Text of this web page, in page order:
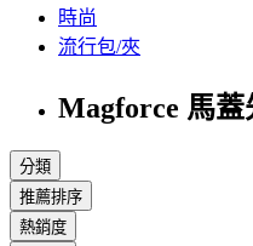
時尚
流行包/夾
Magforce 馬
分類
推薦排序
熱銷度